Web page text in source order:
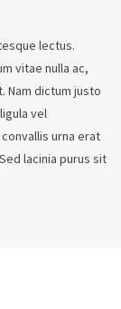
lectus.
vitae nulla ac,
Nam dictum justo
vel
urna erat
lacinia purus sit